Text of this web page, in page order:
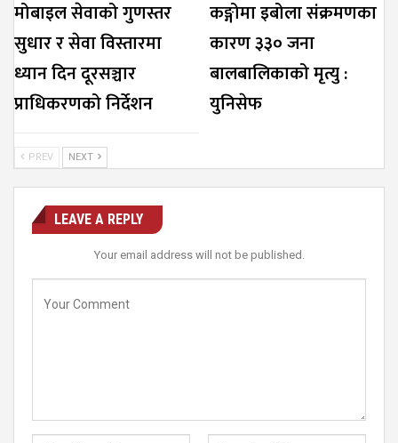
मोबाइल सेवाको गुणस्तर
सुधार र सेवा विस्तारमा
ध्यान दिन दूरसञ्चार
प्राधिकरणको निर्देशन
कङ्गोमा इबोला संक्रमणका
कारण ३३० जना
बालबालिकाको मृत्यु :
युनिसेफ
PREV NEXT
LEAVE A REPLY
Your email address will not be published.